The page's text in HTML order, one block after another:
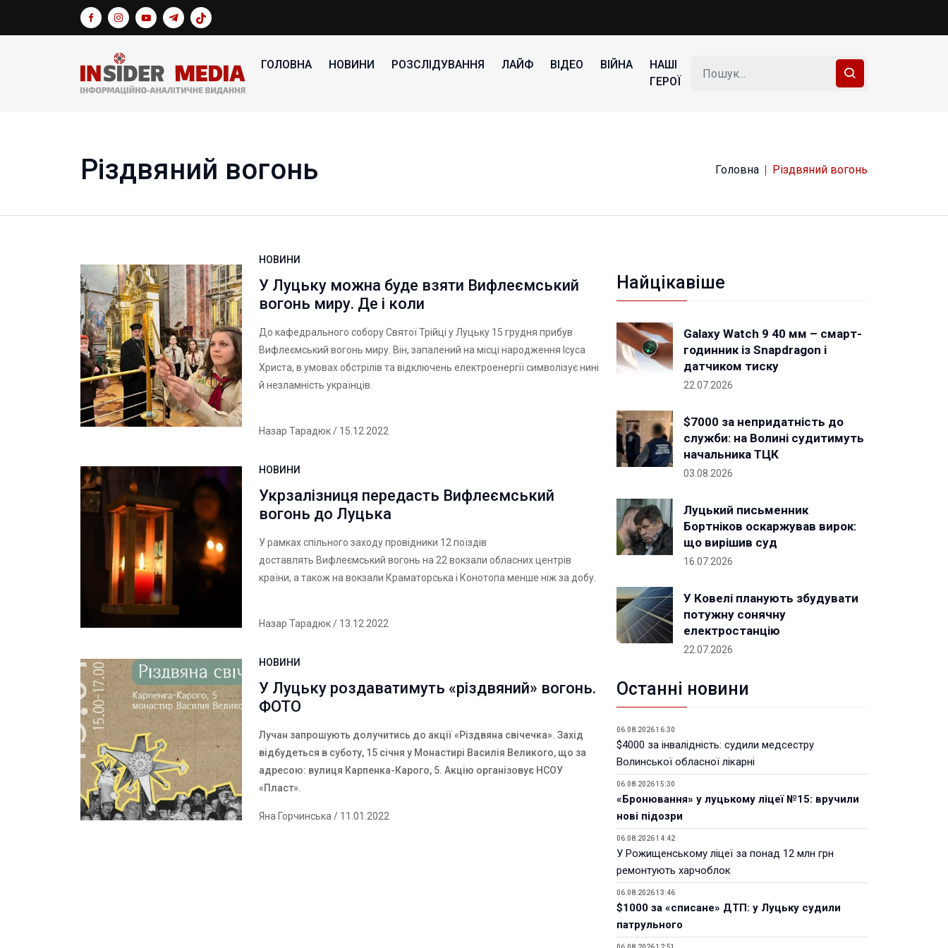
ГОЛОВНА НОВИНИ РОЗСЛІДУВАННЯ ЛАЙФ ВІДЕО ВІЙНА
НАШІ
ГЕРОЇ
Різдвяний вогонь Головна Різдвяний вогонь
НОВИНИ
У Луцьку можна буде взяти Вифлеємський
вогонь миру. Де і коли
До кафедрального собору Святої Трійці у Луцьку 15 грудня прибув
Вифлеємський вогонь миру. Він, запалений на місці народження Ісуса
Христа, в умовах обстрілів та відключень електроенергії символізує нині
й незламність українців.
Назар Тарадюк/ 15.12.2022
НОВИНИ
Укрзалізниця передасть Вифлеємський
вогонь до Луцька
У рамках спільного заходу провідники 12 поїздів
доставлять Вифлеємський вогонь на 22 вокзали обласних центрів
країни, а також на вокзали Краматорська і Конотопа менше ніж за добу.
Назар Тарадюк/ 13.12.2022
НОВИНИ
У Луцьку роздаватимуть «різдвяний» вогонь.
ФОТО
Лучан запрошують долучитись до акції «Різдвяна свічечка». Захід
відбудеться в суботу, 15 січня у Монастирі Василія Великого, що за
адресою: вулиця Карпенка-Карого, 5. Акцію організовує НСОУ
«Пласт».
Яна Горчинська / 11.01.2022
Найцікавіше
Galaxy Watch 9 40 мм – смарт-
годинник із Snapdragon і
датчиком тиску
22.07.2026
$7000 за непридатність до
служби: на Волині судитимуть
начальника ТЦК
03.08.2026
Луцький письменник
Бортніков оскаржував вирок:
що вирішив суд
16.07.2026
У Ковелі планують збудувати
потужну сонячну
електростанцію
22.07.2026
Останні новини
06.08.2026 16:30
$4000 за інвалідність: судили медсестру
Волинської обласної лікарні
06.08.2026 15:30
«Бронювання» у луцькому ліцеї №15: вручили
нові підозри
06.08.2026 14:42
У Рожищенському ліцеї за понад 12 млн грн
ремонтують харчоблок
06.08.2026 13:46
$1000 за «списане» ДТП: у Луцьку судили
патрульного